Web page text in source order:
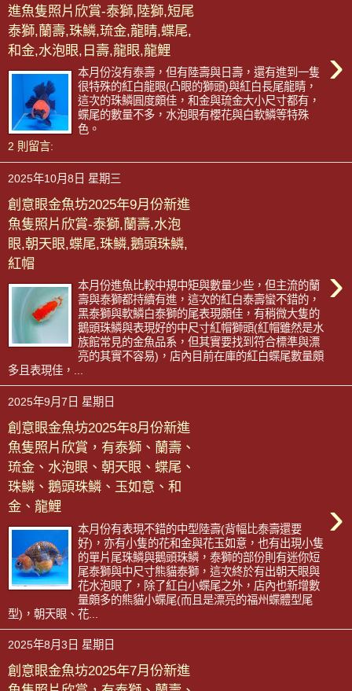
進魚隻照片欣賞-泰獅,陸獅,短尾
泰獅,蘭壽,珠鱗,琉金,龍睛,蝶尾,
和金,水泡眼,日壽,龍眼,龍鯉
›
本月份沒有泰壽，但有陸壽與日壽，還有進到一隻
很特殊的紅白龍眼(凸眼的獅頭)與紅白長尾龍睛，
這次的珠鱗圓度頗佳，和金與琉金大小尺寸都有，
蝶尾的數量不多，水泡眼有櫻花與白軟鱗等特殊
色。
2 則留言:
2025年10月8日 星期三
創意眼金魚坊2025年9月份新進
魚隻照片欣賞-泰獅,蘭壽,水泡
眼,朝天眼,蝶尾,珠鱗,鵝頭珠鱗,
紅帽
›
本月份進魚比較中規中矩與數量少些，但主流的蘭
壽與泰獅都持續有進，這次的紅白泰壽蠻不錯的，
黑泰獅與軟鱗白泰獅的尾表現頗佳，有稍微大隻的
鵝頭珠鱗與表現好的中尺寸紅帽獅頭(紅帽雖然是水
族館常見的金魚品系，但其實要找到符合標準與漂
亮的其實不容易)，店內目前在庫的紅白蝶尾數量頗
多且表現佳，...
2025年9月7日 星期日
創意眼金魚坊2025年8月份新進
魚隻照片欣賞，有泰獅、蘭壽、
琉金、水泡眼、朝天眼、蝶尾、
珠鱗、鵝頭珠鱗、玉如意、和
金、龍鯉
›
本月份有表現不錯的中型陸壽(背幅比泰壽還要
好)，亦有小隻的花和金與花玉如意，也有出現小隻
的單片尾珠鱗與鵝頭珠鱗，泰獅的部份則有迷你短
尾泰獅與中尺寸熊貓泰獅，這次終於有出朝天眼與
花水泡眼了，除了紅白小蝶尾之外，店內也新增數
量頗多的熊貓小蝶尾(而且是漂亮的福州蝶體型尾
型)，朝天眼、花...
2025年8月3日 星期日
創意眼金魚坊2025年7月份新進